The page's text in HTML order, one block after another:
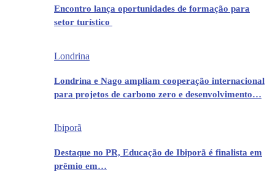
Encontro lança oportunidades de formação para
setor turístico
Londrina
Londrina e Nago ampliam cooperação internacional
para projetos de carbono zero e desenvolvimento…
Ibiporã
Destaque no PR, Educação de Ibiporã é finalista em
prêmio em…